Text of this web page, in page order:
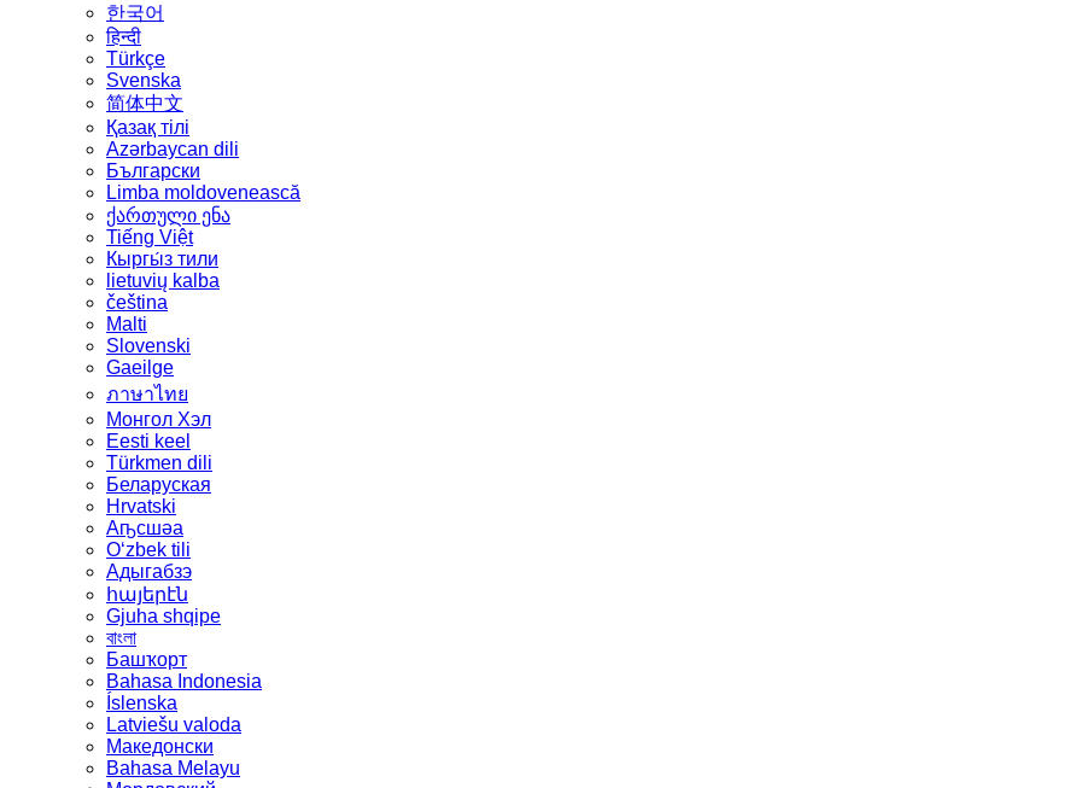
한국어
हिन्दी
Türkçe
Svenska
简体中文
Қазақ тілі
Azərbaycan dili
Български
Limba moldovenească
ქართული ენა
Tiếng Việt
Кыргы́з тили
lietuvių kalba
čeština
Malti
Slovenski
Gaeilge
ภาษาไทย
Монгол Хэл
Eesti keel
Türkmen dili
Беларуская
Hrvatski
Аҧсшәа
Oʻzbek tili
Адыгабзэ
հայերէն
Gjuha shqipe
বাংলা
Башҡорт
Bahasa Indonesia
Íslenska
Latviešu valoda
Македонски
Bahasa Melayu